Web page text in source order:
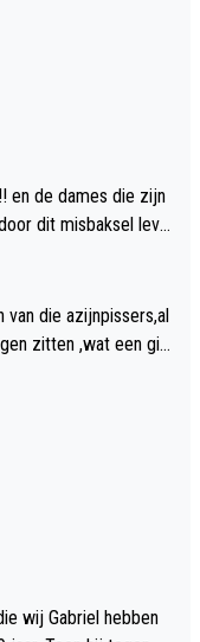
en de dames die zijn
dit misbaksel leve
van die azijnpissers,al
zitten ,wat een gill
wij Gabriel hebben